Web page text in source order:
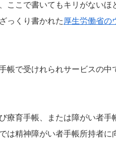
ここで書いてもキリがないほ
っくり書かれた 厚生労働省の
帳で受けれられサービスの中
療育手帳、または障がい者手
は精神障がい者手帳所持者に